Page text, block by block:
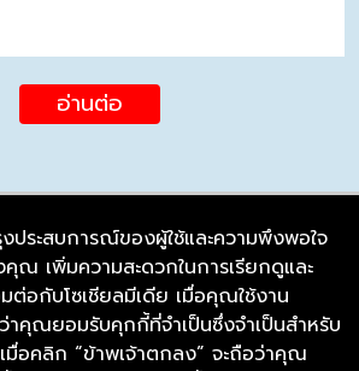
อ่านต่อ
Baanmai Road,
11140
งประสบการณ์ของผู้ใช้และความพึงพอใจ
ณ เพิ่มความสะดวกในการเรียกดูและ
ต่อกับโซเชียลมีเดีย เมื่อคุณใช้งาน
าคุณยอมรับคุกกี้ที่จำเป็นซึ่งจำเป็นสำหรับ
มื่อคลิก “ข้าพเจ้าตกลง” จะถือว่าคุณ